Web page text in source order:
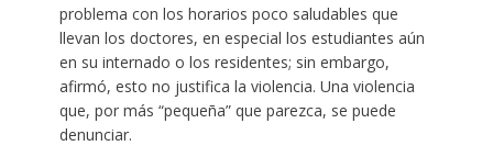
problema con los horarios poco saludables que
llevan los doctores, en especial los estudiantes aún
en su internado o los residentes; sin embargo,
afirmó, esto no justifica la violencia. Una violencia
que, por más “pequeña” que parezca, se puede
denunciar.